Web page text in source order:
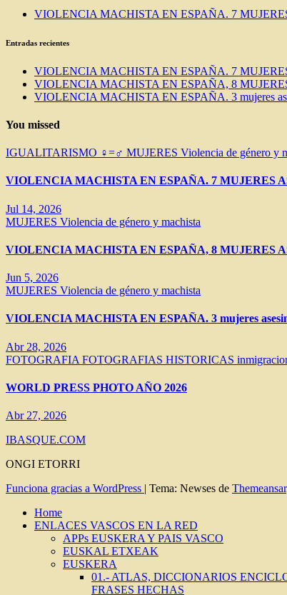
VIOLENCIA MACHISTA EN ESPAÑA. 7
Entradas recientes
VIOLENCIA MACHISTA EN ESPAÑA. 7
VIOLENCIA MACHISTA EN ESPAÑA, 8
VIOLENCIA MACHISTA EN ESPAÑA. 3 mujeres
You missed
IGUALITARISMO ♀=♂ MUJERES Violencia de género y
VIOLENCIA MACHISTA EN ESPAÑA. 7 MUJERES
Jul 14, 2026
MUJERES Violencia de género y machista
VIOLENCIA MACHISTA EN ESPAÑA, 8 MUJERES
Jun 5, 2026
MUJERES Violencia de género y machista
VIOLENCIA MACHISTA EN ESPAÑA. 3 mujeres
Abr 28, 2026
FOTOGRAFIA FOTOGRAFIAS HISTORICAS
WORLD PRESS PHOTO AÑO 2026
Abr 27, 2026
IBASQUE.COM
ONGI ETORRI
Funciona gracias a WordPress | Tema: Newses de Themeansar
Home
ENLACES VASCOS EN LA RED
APPs EUSKERA Y PAIS VASCO
EUSKAL ETXEAK
EUSKERA
01.- ATLAS, DICCIONARIOS
FRASES HECHAS